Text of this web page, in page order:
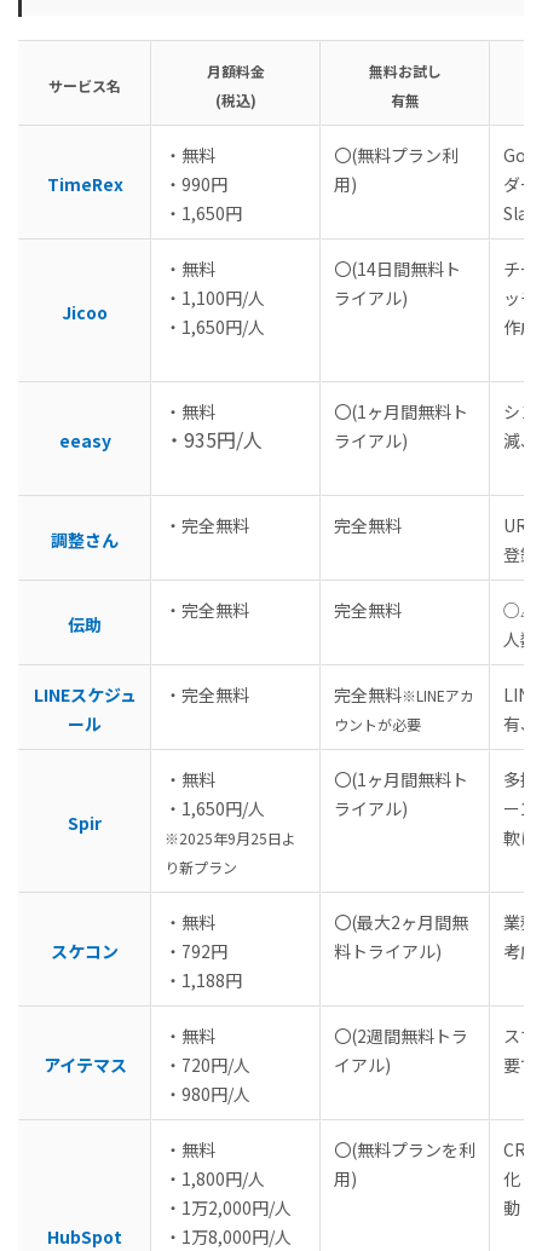
サービス名
月額料金
(税込)
無料お試し
有無
TimeRex
・無料
・990円
・1,650円
〇(無料プラン利
用)
ダ
Jicoo
・無料
・1,100円/人
・1,650円/人
〇(14日間無料ト
ライアル)
チ
ッ
作成
eeasy
・無料
・935円/人
〇(1ヶ月間無料ト
ライアル)
シ
減
調整さん
・完全無料 完全無料
登録
伝助
・完全無料 完全無料
○△×
人
LINEスケジュ
ール
・完全無料 完全無料※LINEアカ
ウントが必要
有、
Spir
・無料
・1,650円/人
※2025年9月25日よ
り新プラン
〇(1ヶ月間無料ト
ライアル)
多
ー
軟に
スケコン
・無料
・792円
・1,188円
〇(最大2ヶ月間無
料トライアル)
業務
考
アイテマス
・無料
・720円/人
・980円/人
〇(2週間無料トラ
イアル)
ス
要
HubSpot
・無料
・1,800円/人
・1万2,000円/人
・1万8,000円/人
〇(無料プランを利
用)
化・
動